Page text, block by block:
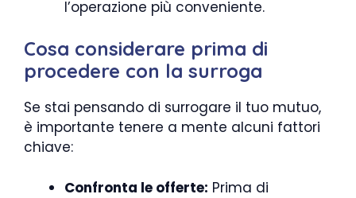
l’operazione più conveniente.
Cosa considerare prima di
procedere con la surroga
Se stai pensando di surrogare il tuo mutuo,
è importante tenere a mente alcuni fattori
chiave:
Confronta le offerte: Prima di